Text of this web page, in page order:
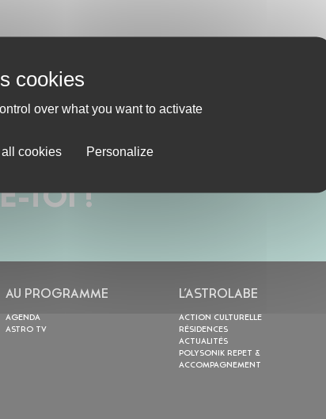
TOI !
AU PROGRAMME
AGENDA
ASTRO TV
L’ASTROLABE
ACTION CULTURELLE
RÉSIDENCES
ACTUALITÉS
POLYSONIK REPET &
ACCOMPAGNEMENT
over what you want to activate
all cookies Personalize